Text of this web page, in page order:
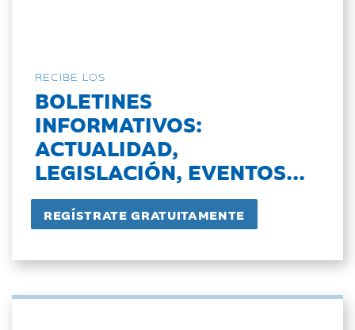
RECIBE LOS
BOLETINES
INFORMATIVOS:
ACTUALIDAD,
LEGISLACIÓN, EVENTOS...